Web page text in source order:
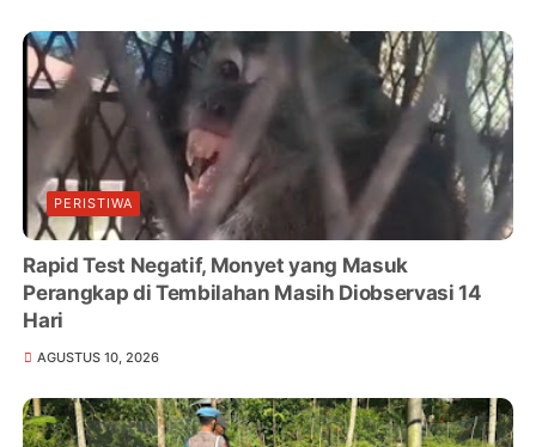
PERISTIWA
Rapid Test Negatif, Monyet yang Masuk
Perangkap di Tembilahan Masih Diobservasi 14
Hari
AGUSTUS 10, 2026